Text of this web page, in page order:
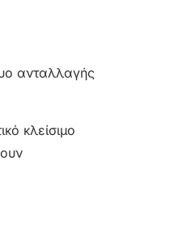
ανταλλαγής
κλείσιμο